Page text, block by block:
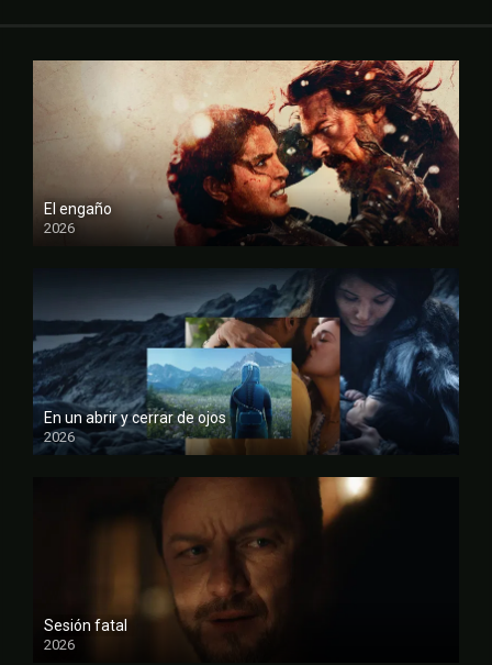
El engaño
2026
FULL HD
En un abrir y cerrar de ojos
2026
FULL HD
Sesión fatal
2026
FULL HD